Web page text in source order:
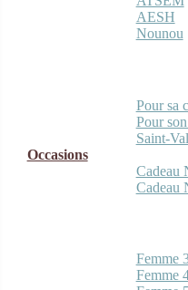
AESH
Nounou
Pour sa
Pour
Saint-
Occasions
Cadeau
Cadeau
Femme
Femme